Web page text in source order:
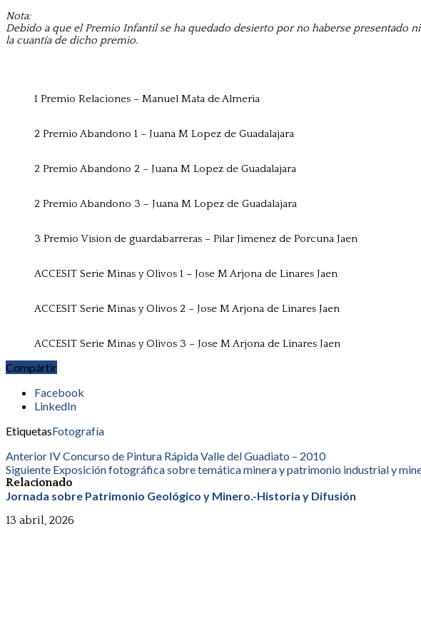
Nota:
Debido a que el Premio Infantil se ha quedado desierto por no haberse presentado
la cuantía de dicho premio.
1 Premio Relaciones – Manuel Mata de Almeria
2 Premio Abandono 1 – Juana M Lopez de Guadalajara
2 Premio Abandono 2 – Juana M Lopez de Guadalajara
2 Premio Abandono 3 – Juana M Lopez de Guadalajara
3 Premio Vision de guardabarreras – Pilar Jimenez de Porcuna Jaen
ACCESIT Serie Minas y Olivos 1 – Jose M Arjona de Linares Jaen
ACCESIT Serie Minas y Olivos 2 – Jose M Arjona de Linares Jaen
ACCESIT Serie Minas y Olivos 3 – Jose M Arjona de Linares Jaen
Compártir
Facebook
LinkedIn
EtiquetasFotografía
Anterior IV Concurso de Pintura Rápida Valle del Guadiato – 2010
Siguiente Exposición fotográfica sobre temática minera y patrimonio industrial y
Relacionado
Jornada sobre Patrimonio Geológico y Minero.-Historia y Difusión
13 abril, 2026